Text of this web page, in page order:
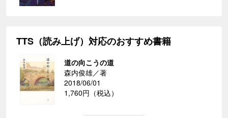
TTS（読み上げ）対応のおすすめ書籍
道の向こうの道
森内俊雄／著
2018/06/01
1,760円（税込）